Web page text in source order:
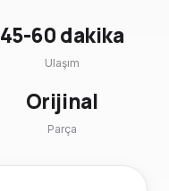
45-60 dakika
Ulaşım
Orijinal
Parça